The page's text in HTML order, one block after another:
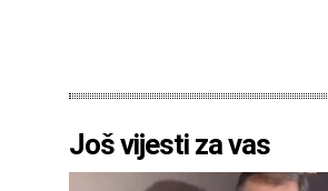
Još vijesti za vas